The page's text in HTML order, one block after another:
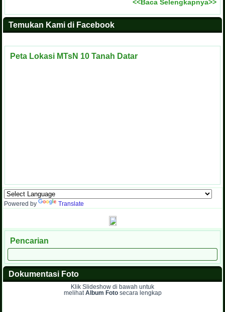
<<Baca Selengkapnya>>
Temukan Kami di Facebook
Peta Lokasi MTsN 10 Tanah Datar
Powered by Translate
Pencarian
Dokumentasi Foto
Klik Slideshow di bawah untuk
melihatAlbum Fotosecara lengkap